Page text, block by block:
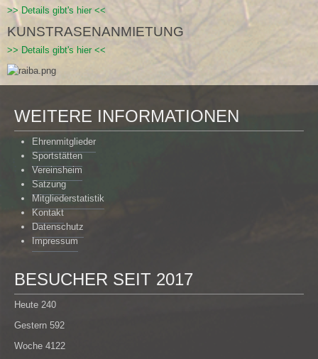
>> Details gibt's hier <<
KUNSTRASENANMIETUNG
>> Details gibt's hier <<
WEITERE INFORMATIONEN
Ehrenmitglieder
Sportstätten
Vereinsheim
Satzung
Mitgliederstatistik
Kontakt
Datenschutz
Impressum
BESUCHER SEIT 2017
Heute 240
Gestern 592
Woche 4122